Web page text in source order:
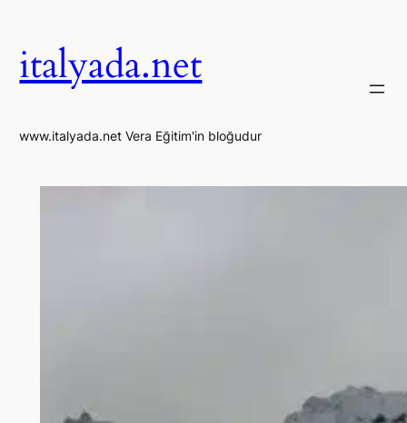
italyada.net
www.italyada.net Vera Eğitim'in bloğudur